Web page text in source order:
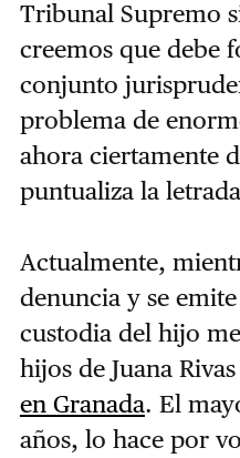
Tribunal Supremo
creemos que debe
conjunto
problema de
ahora ciertamente
puntualiza la
Actualmente,
denuncia y se
custodia del hijo
hijos de Juana
en Granada. El
años, lo hace por